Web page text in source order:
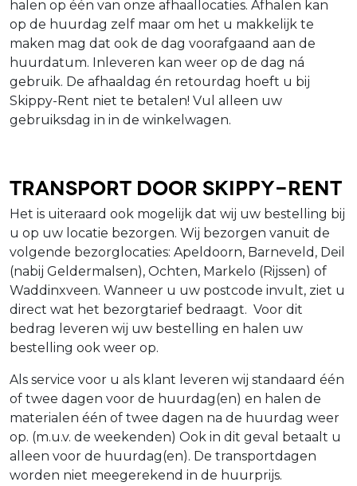
halen op één van onze afhaallocaties. Afhalen kan
op de huurdag zelf maar om het u makkelijk te
maken mag dat ook de dag voorafgaand aan de
huurdatum. Inleveren kan weer op de dag ná
gebruik. De afhaaldag én retourdag hoeft u bij
Skippy-Rent niet te betalen! Vul alleen uw
gebruiksdag in in de winkelwagen.
Transport door Skippy-Rent
Het is uiteraard ook mogelijk dat wij uw bestelling bij
u op uw locatie bezorgen. Wij bezorgen vanuit de
volgende bezorglocaties: Apeldoorn, Barneveld, Deil
(nabij Geldermalsen), Ochten, Markelo (Rijssen) of
Waddinxveen. Wanneer u uw postcode invult, ziet u
direct wat het bezorgtarief bedraagt. Voor dit
bedrag leveren wij uw bestelling en halen uw
bestelling ook weer op.
Als service voor u als klant leveren wij standaard één
of twee dagen voor de huurdag(en) en halen de
materialen één of twee dagen na de huurdag weer
op. (m.u.v. de weekenden) Ook in dit geval betaalt u
alleen voor de huurdag(en). De transportdagen
worden niet meegerekend in de huurprijs.